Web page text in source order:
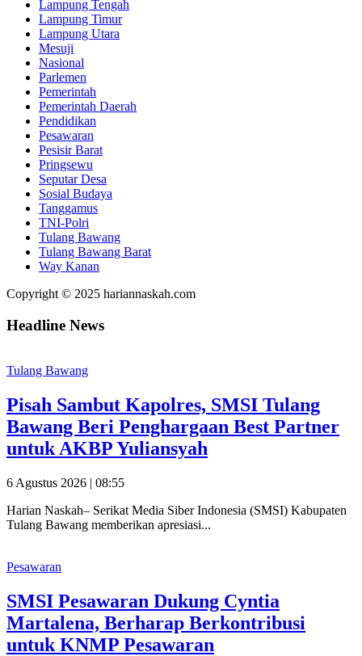
Lampung Tengah
Lampung Timur
Lampung Utara
Mesuji
Nasional
Parlemen
Pemerintah
Pemerintah Daerah
Pendidikan
Pesawaran
Pesisir Barat
Pringsewu
Seputar Desa
Sosial Budaya
Tanggamus
TNI-Polri
Tulang Bawang
Tulang Bawang Barat
Way Kanan
Copyright © 2025 hariannaskah.com
Headline News
Tulang Bawang
Pisah Sambut Kapolres, SMSI Tulang
Bawang Beri Penghargaan Best Partner
untuk AKBP Yuliansyah
6 Agustus 2026 | 08:55
Harian Naskah– Serikat Media Siber Indonesia (SMSI) Kabupaten
Tulang Bawang memberikan apresiasi...
Pesawaran
SMSI Pesawaran Dukung Cyntia
Martalena, Berharap Berkontribusi
untuk KNMP Pesawaran